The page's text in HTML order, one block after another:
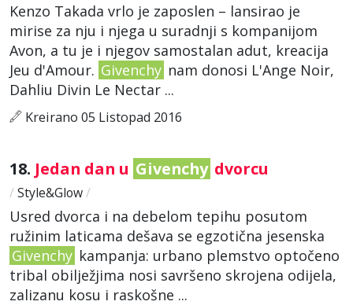
Kenzo Takada vrlo je zaposlen – lansirao je
mirise za nju i njega u suradnji s kompanijom
Avon, a tu je i njegov samostalan adut, kreacija
Jeu d'Amour. Givenchy nam donosi L'Ange Noir,
Dahliu Divin Le Nectar ...
Kreirano 05 Listopad 2016
18. Jedan dan u Givenchy dvorcu
/ Style&Glow/
Usred dvorca i na debelom tepihu posutom
ružinim laticama dešava se egzotična jesenska
Givenchy kampanja: urbano plemstvo optočeno
tribal obilježjima nosi savršeno skrojena odijela,
zalizanu kosu i raskošne ...